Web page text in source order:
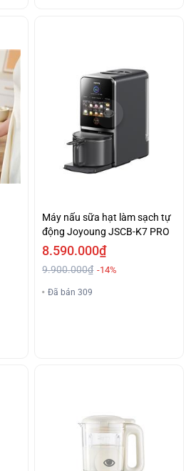
Máy nấu sữa hạt làm sạch tự
động Joyoung JSCB-K7 PRO
8.590.000₫
9.900.000₫ -14%
Đã bán 309